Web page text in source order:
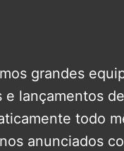
grandes
e lançamentos
todo
anunciados